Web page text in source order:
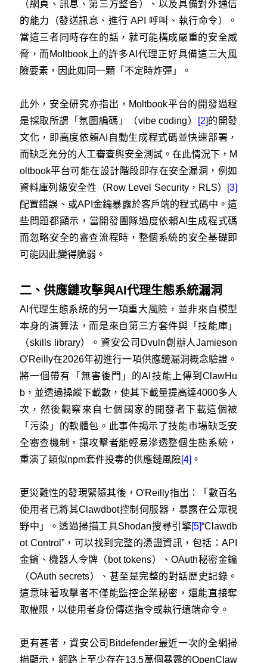
（網頁、訊息、第三方整合）、以及具備對外通信
的能力（發送訊息、進行 API 呼叫、執行命令）。
當這三者同時存在的話，就可能構成嚴重的安全威
脅，而Moltbook上的許多AI代理正好具備這三大風
險要素，因此如同一顆「不定時炸彈」。
此外，安全研究亦指出，Moltbook平台的開發過程
是採取所謂「氛圍編碼」（vibe coding）
[2] 的開發
文化，即高度依賴AI自動生成程式碼並快速部署，
而缺乏充分的人工審查與安全測試。在此情況下，M
oltbook平台可能在設計階段即存在安全漏洞，例如
資料庫列級安全性（Row Level Security，RLS）
[3]
配置錯誤、或API金鑰暴露於客戶端的程式碼中。這
些問題都顯示，當開發團隊過度依賴AI生成程式碼
而忽略安全的審查流程時，整個系統的安全基礎即
可能因此變得脆弱。
二、供應鏈攻擊與AI代理生態系統漏洞
AI代理生態系統的另一項重大風險，並非來自模型
本身的演算法，而是來自第三方套件與「技能庫」
（skills library）。資安公司Dvuln創辦人Jamieson
O'Reilly在2026年初進行一項供應鏈漏洞概念驗證。
將一個帶有「無害後門」的AI技能上傳到ClawHu
b，並透過操縱下載數，使其下載量提高達4000多人
次，然後觀察來自七個國家的開發者下載這個被
「污染」的軟體包。此事件揭示了技能市場缺乏安
全審查機制，讓攻擊者能輕易滲透整個生態系統，
重演了類似npm套件投毒的供應鏈風險 [4] 。
更災難性的發現緊隨其後，O'Reilly指出：「數百名
使用者已將其Clawdbot控制伺服器，暴露在公眾視
野中」。透過掃描工具Shodan搜尋引擎 [5]“Clawdb
ot Control”，可以找到完整的憑證資訊，包括：API
金鑰、機器人令牌（bot tokens）、OAuth秘密金鑰
（OAuth secrets）、甚至是完整的對話歷史記錄。
這意味著攻擊者不僅能監控企業秘密，還能直接奪
取權限，以使用者身份傳送指令或執行遠端命令。
更有甚者，資安公司Bitdefender最近一次的全網掃
描顯示，網路上至少存在13.5萬個暴露的OpenClaw